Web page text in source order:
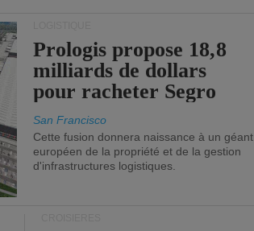
Prologis propose 18,8
milliards de dollars
pour racheter Segro
San Francisco
Cette fusion donnera naissance à un géant
européen de la propriété et de la gestion
d'infrastructures logistiques.